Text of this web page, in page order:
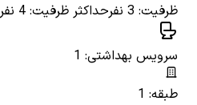
ظرفیت: 3 نفر
حداکثر ظرفیت: 4 نفر
سرویس بهداشتی: 1
طبقه: 1